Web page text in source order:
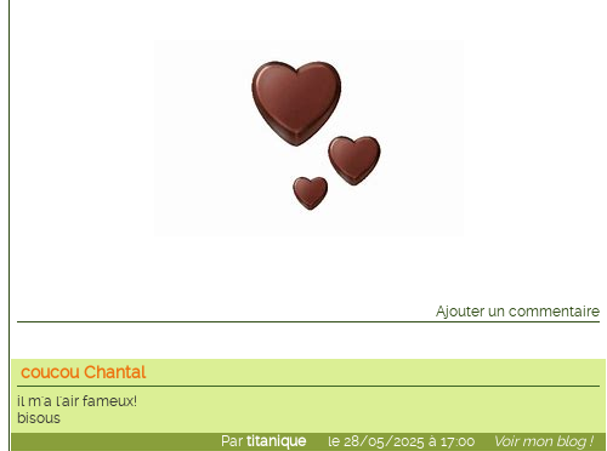
Ajouter un commentaire
coucou Chantal
il m'a l'air fameux!
bisous
Par titaniquele 28/05/2025 à 17:00 Voir mon blog !